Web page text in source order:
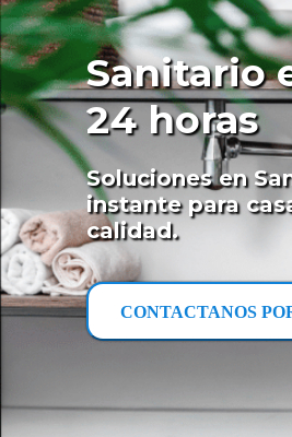
Sanitario
24 horas
Soluciones en
instante para
calidad.
CONTACTANOS